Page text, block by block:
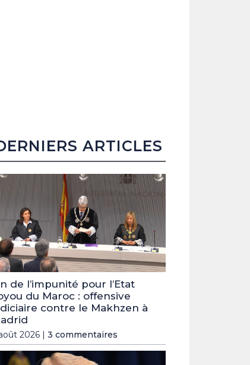
ARTICLES
de l’impunité pour l’Etat
du Maroc : offensive
contre le Makhzen à
2026 | 3 commentaires